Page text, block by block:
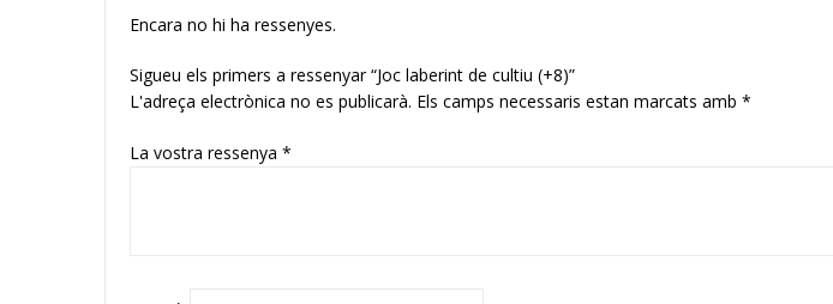
Encara no hi ha ressenyes.
Sigueu els primers a ressenyar “Joc laberint de cultiu (+8)”
L'adreça electrònica no es publicarà. Els camps necessaris estan marcats amb *
La vostra ressenya *